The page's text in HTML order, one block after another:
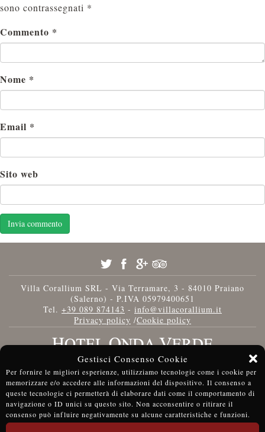
Gestisci Consenso Cookie
Per fornire le migliori esperienze, utilizziamo tecnologie come i cookie per
memorizzare e/o accedere alle informazioni del dispositivo. Il consenso a
queste tecnologie ci permetterà di elaborare dati come il comportamento di
navigazione o ID unici su questo sito. Non acconsentire o ritirare il
consenso può influire negativamente su alcune caratteristiche e funzioni.
sono contrassegnati *
Commento *
Nome *
Email *
Sito web
Villa Corallium SRL - Via Terramare, 3 - 84010 Praiano
(Salerno) - P.IVA 05979400651
Tel. +39 089 874143 - info@villacorallium.it
Privacy policy /Cookie policy